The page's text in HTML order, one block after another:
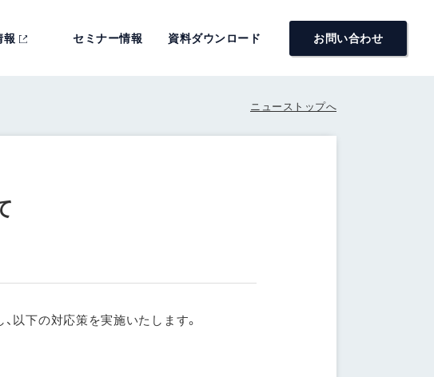
報 セミナー情報 資料ダウンロード お問い合わせ
ニューストップへ
以下の対応策を実施いたします。